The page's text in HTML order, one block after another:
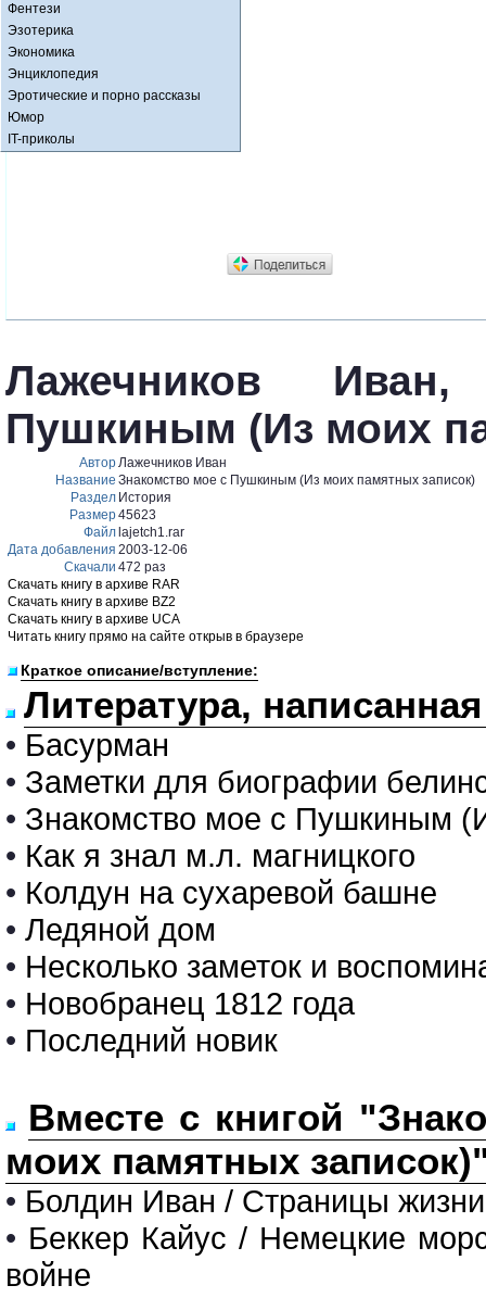
Фентези
Эзотерика
Экономика
Энциклопедия
Эротические и порно рассказы
Юмор
IT-приколы
Лажечников
Пушкиным (Из моих
АвторЛажечников Иван
Название Знакомство мое с Пушкиным (Из моих памятных записок)
Раздел История
Размер45623
Файл lajetch1.rar
Дата добавления 2003-12-06
Скачали 472 раз
Скачать книгу в архиве RAR
Скачать книгу в архиве BZ2
Скачать книгу в архиве UCA
Читать книгу прямо на сайте открыв в браузере
Краткое описание/вступление:
Литература,
• Басурман
• Заметки для биографии
• Знакомство мое с Пушкиным
• Как я знал м.л. магницкого
• Колдун на сухаревой башне
• Ледяной дом
• Несколько заметок и
• Новобранец 1812 года
• Последний новик
Вместе с книгой
моих памятных
• Болдин Иван / Страницы жизни
• Беккер Кайус / Немецкие
войне